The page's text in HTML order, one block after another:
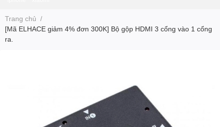
Trang chủ /
[Mã ELHACE giảm 4% đơn 300K] Bộ gộp HDMI 3 cổng vào 1 cổng
ra.